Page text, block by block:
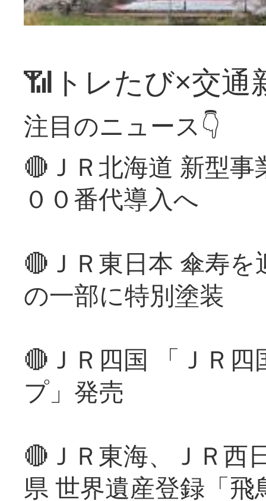
📶トレたび×交通
注目のニュース👇
🔴ＪＲ北海道 新型
００番代導入へ
🔴ＪＲ東日本 傘寿
の一部に特別塗装
🔴ＪＲ四国 「ＪＲ
プ」発売
🔴ＪＲ東海、ＪＲ西
県 世界遺産登録「